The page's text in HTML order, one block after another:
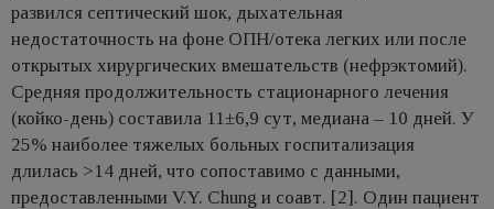
развился септический шок, дыхательная
недостаточность на фоне ОПН/отека легких или после
открытых хирургических вмешательств (нефрэктомий).
Средняя продолжительность стационарного лечения
(койко-день) составила 11±6,9 сут, медиана – 10 дней. У
25% наиболее тяжелых больных госпитализация
длилась >14 дней, что сопоставимо с данными,
предоставленными V.Y. Chung и соавт. [2]. Один пациент